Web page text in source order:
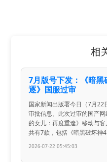
相
7月版号下发：《暗
逐》国服过审
国家新闻出版署今日（7月
审批信息。此次过审的国产
的女儿：再度重逢》移动与
共有7款，包括《暗黑破坏神4
2026-07-22 05:45:03